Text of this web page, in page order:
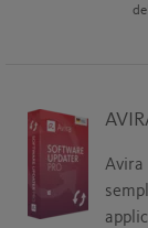
Avira